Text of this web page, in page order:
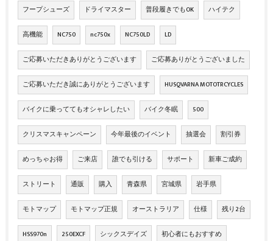
フープシューズ ドライマスター 普段履きでもOK ハイテク
高機能 NC750 nc750x NC750LD LD
ご応募いただきありがとうございます ご応募ありがとうございました
ご応募いただき誠にありがとうございます HUSQVARNA MOTOTRCYCLES
バイクに乗っててもオシャレしたい バイク冬眠 500
クリスマスキャンペーン 今年最後のイベント 抽選会 割引券
めっちゃお得 ご来店 誰でも引ける サポート 新車ご成約
ストリート 通販 購入 青森県 宮城県 岩手県
モトマップ モトマップ正規 オーストラリア 仕様 残り2台
HSS970n 250EXCF シックスデイズ 初心者にもおすすめ